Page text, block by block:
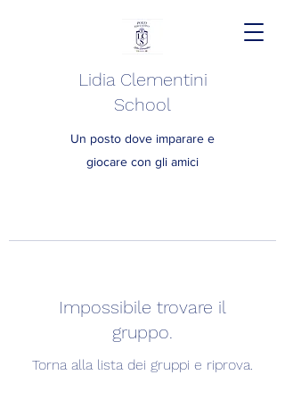
Lidia Clementini
School
Un posto dove imparare e
giocare con gli amici
Impossibile trovare il
gruppo.
Torna alla lista dei gruppi e riprova.